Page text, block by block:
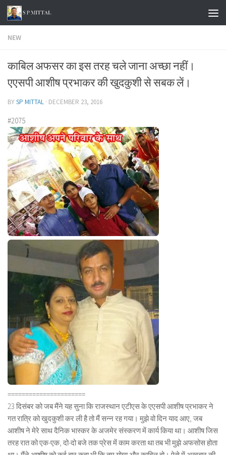
Skip to content
NEW
काबिल अफसर का इस तरह चले जाना अच्छा नहीं।
एएसपी आशीष प्रभाकर की खुदकुशी से सबक लें।
BYSP MITTAL · DECEMBER 23, 2016
#2075
======================
23 दिसंबर को जब मैंने यह सुना कि राजस्थान एटीएस के एएसपी आशीष प्रभाकर ने
गत रात्रि को खुदकुशी कर ली है तो मैं सन्न रह गया। मुझे वो दिन याद आए, जब
आशीष ने मेरे साथ दैनिक भास्कर के अजमेर संस्करण में कार्य किया था। आशीष जिस
तरह रात को एक-एक, दो-दो बजे तक प्रेस में काम करता था तब भी मुझे अफसोस होता